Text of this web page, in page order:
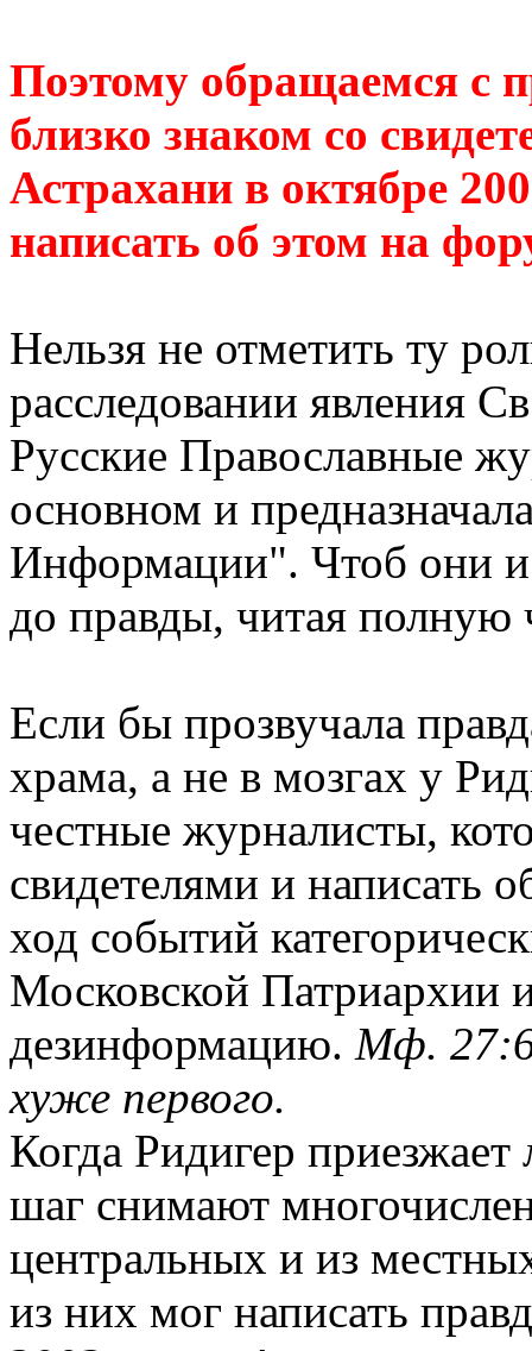
Поэтому обращаемся с
близко знаком со
Астрахани в октябре
написать об этом на
Нельзя не отметить ту
расследовании явления
Русские Православные
основном и
Информации". Чтоб они и
до правды, читая
Если бы прозвучала
храма, а не в мозгах у
честные журналисты,
свидетелями и написать
ход событий
Московской Патриархии
дезинформацию. Мф.
хуже первого.
Когда Ридигер
шаг снимают
центральных и из
из них мог написать